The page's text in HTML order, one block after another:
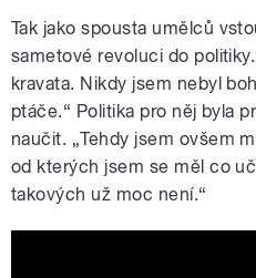
Tak jako spousta umělců
sametové revoluci do
kravata. Nikdy jsem nebyl
ptáče.“ Politika pro něj byla
naučit. „Tehdy jsem ovšem
od kterých jsem se měl co
takových už moc není.“